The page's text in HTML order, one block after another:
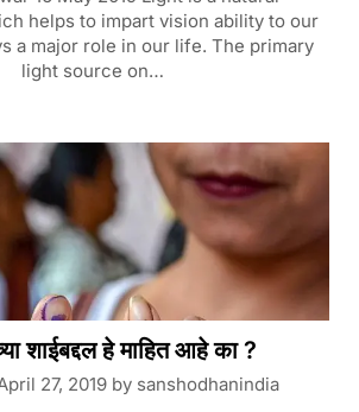
helps to impart vision ability to our
a major role in our life. The primary
light source on…
शाईबद्दल हे माहित आहे का ?
27, 2019 by sanshodhanindia